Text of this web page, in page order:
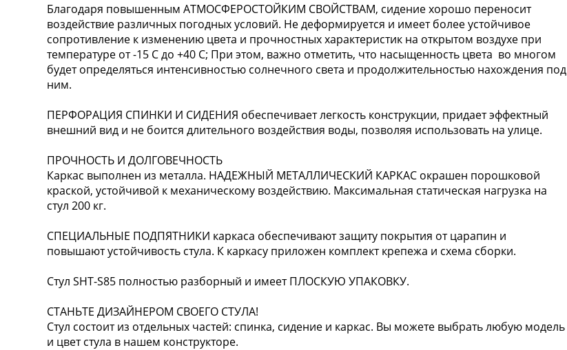
Благодаря повышенным АТМОСФЕРОСТОЙКИМ СВОЙСТВАМ, сидение хорошо переносит
воздействие различных погодных условий. Не деформируется и имеет более устойчивое
сопротивление к изменению цвета и прочностных характеристик на открытом воздухе при
температуре от -15 С до +40 С; При этом, важно отметить, что насыщенность цвета во многом
будет определяться интенсивностью солнечного света и продолжительностью нахождения под
ним.
ПЕРФОРАЦИЯ СПИНКИ И СИДЕНИЯ обеспечивает легкость конструкции, придает эффектный
внешний вид и не боится длительного воздействия воды, позволяя использовать на улице.
ПРОЧНОСТЬ И ДОЛГОВЕЧНОСТЬ
Каркас выполнен из металла. НАДЕЖНЫЙ МЕТАЛЛИЧЕСКИЙ КАРКАС окрашен порошковой
краской, устойчивой к механическому воздействию. Максимальная статическая нагрузка на
стул 200 кг.
СПЕЦИАЛЬНЫЕ ПОДПЯТНИКИ каркаса обеспечивают защиту покрытия от царапин и
повышают устойчивость стула. К каркасу приложен комплект крепежа и схема сборки.
Стул SHT-S85 полностью разборный и имеет ПЛОСКУЮ УПАКОВКУ.
СТАНЬТЕ ДИЗАЙНЕРОМ СВОЕГО СТУЛА!
Стул состоит из отдельных частей: спинка, сидение и каркас. Вы можете выбрать любую модель
и цвет стула в нашем конструкторе.